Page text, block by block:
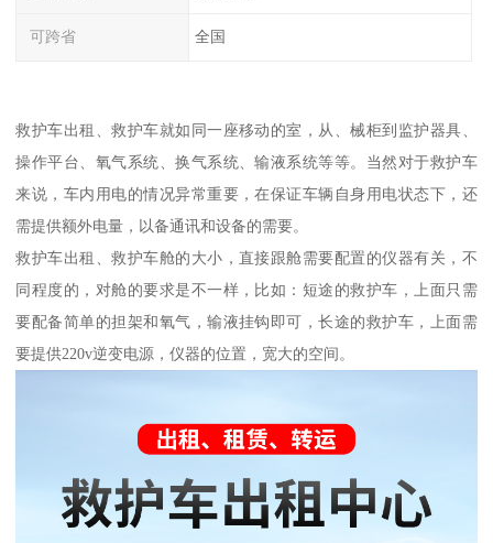
可跨省 全国
救护车出租、救护车就如同一座移动的室，从、械柜到监护器具、
操作平台、氧气系统、换气系统、输液系统等等。当然对于救护车
来说，车内用电的情况异常重要，在保证车辆自身用电状态下，还
需提供额外电量，以备通讯和设备的需要。
救护车出租、救护车舱的大小，直接跟舱需要配置的仪器有关，不
同程度的，对舱的要求是不一样，比如：短途的救护车，上面只需
要配备简单的担架和氧气，输液挂钩即可，长途的救护车，上面需
要提供220v逆变电源，仪器的位置，宽大的空间。